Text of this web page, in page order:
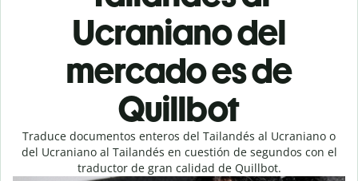
Ucraniano del
mercado es de
Quillbot
Traduce documentos enteros del Tailandés al Ucraniano o
del Ucraniano al Tailandés en cuestión de segundos con el
traductor de gran calidad de Quillbot.